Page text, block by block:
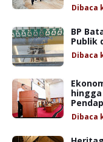
Dibaca
BP
Publik
Dibaca
Dibaca